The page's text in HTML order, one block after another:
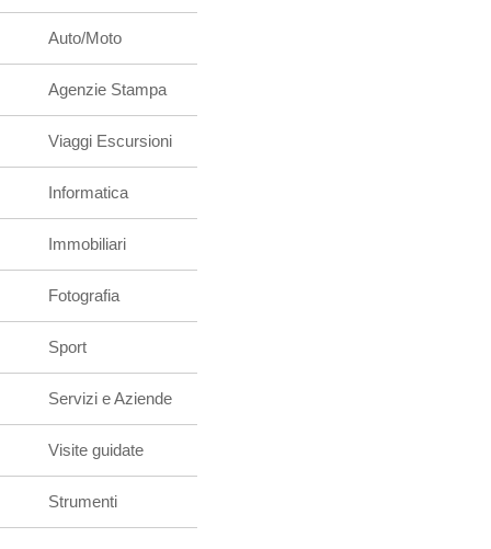
Auto/Moto
Agenzie Stampa
Viaggi Escursioni
Informatica
Immobiliari
Fotografia
Sport
Servizi e Aziende
Visite guidate
Strumenti